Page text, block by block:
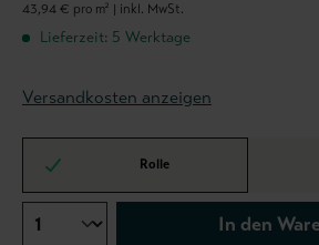
43,94 € pro m² | inkl. MwSt.
Lieferzeit: 5 Werktage
Versandkosten anzeigen
Rolle
In den